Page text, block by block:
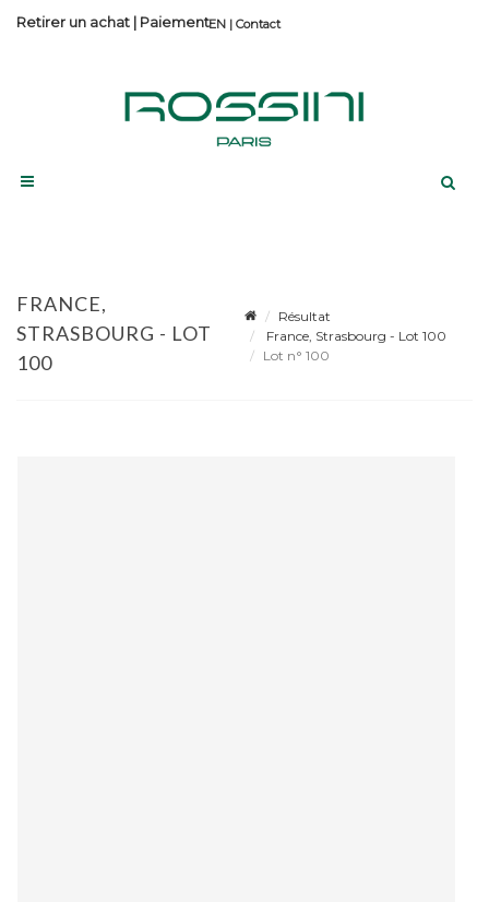
Contact
Retirer un achat | Paiement
FRANCE,
STRASBOURG - LOT
100
Résultat
France, Strasbourg - Lot 100
Lot n° 100